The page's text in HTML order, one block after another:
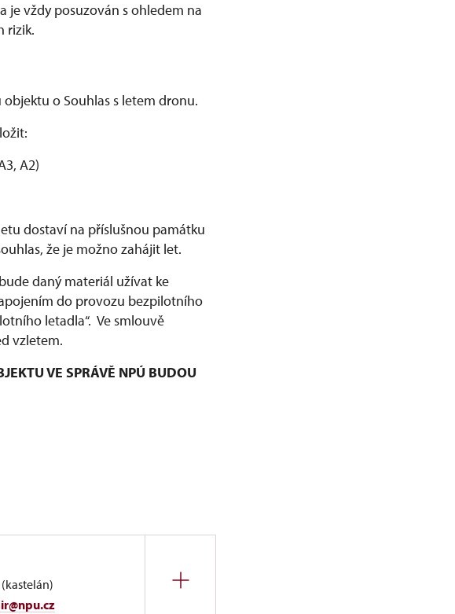
je vždy posuzován s ohledem na
rizik.
o Souhlas s letem dronu.
A2)
dostaví na příslušnou památku
že je možno zahájit let.
daný materiál užívat ke
do provozu bezpilotního
letadla“. Ve smlouvě
vzletem.
VE SPRÁVĚ NPÚ BUDOU